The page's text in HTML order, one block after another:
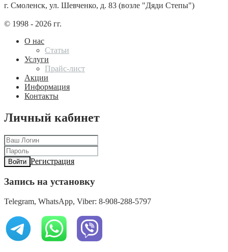
г. Смоленск, ул. Шевченко, д. 83 (возле "Дяди Степы")
© 1998 - 2026 гг.
О нас
Статьи
Услуги
Прайс-лист
Акции
Информация
Контакты
Личный кабинет
Войти Регистрация
Запись на установку
Telegram, WhatsApp, Viber: 8-908-288-5797